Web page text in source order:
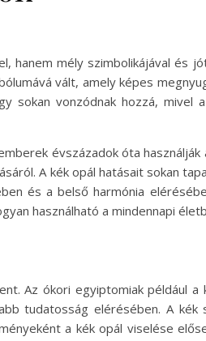
hanem mély szimbolikájával és
vált, amely képes
sokan vonzódnak hozzá, mivel
évszázadok óta használják
A kék opál hatásait sokan
és a belső harmónia
használható a mindennapi
Az ókori egyiptomiak például
tudatosság elérésében. A kék
a kék opál viselése